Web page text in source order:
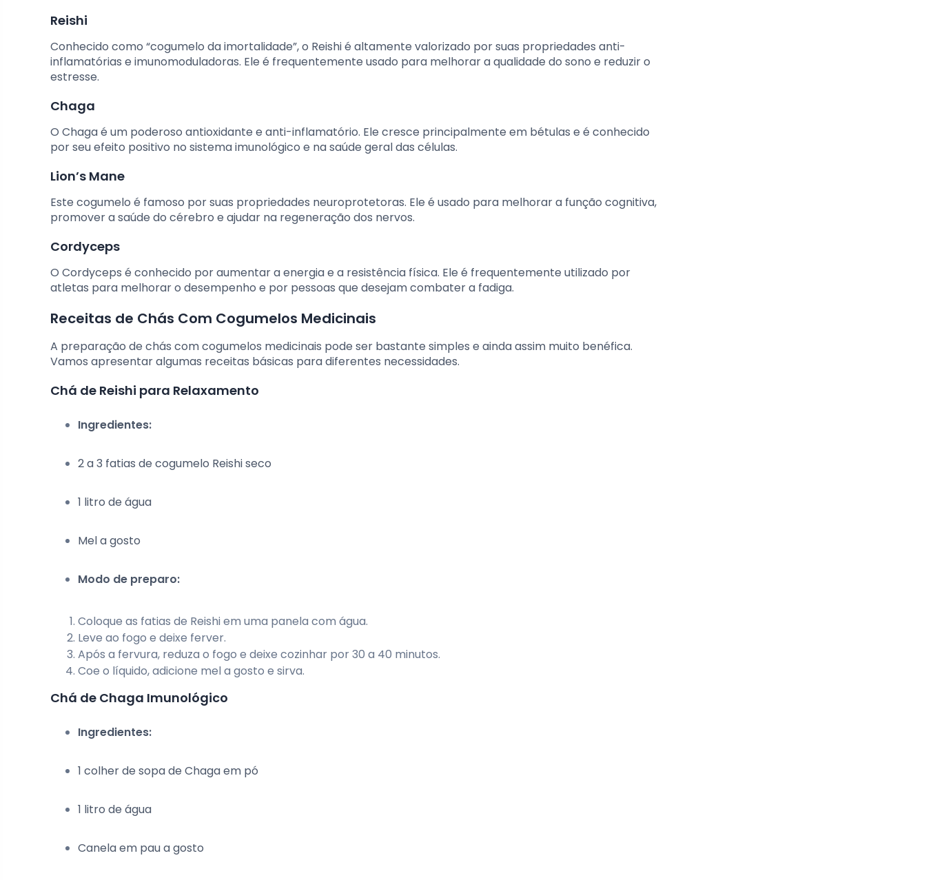
Reishi
Conhecido como “cogumelo da imortalidade”, o Reishi é altamente valorizado por suas propriedades anti-
inflamatórias e imunomoduladoras. Ele é frequentemente usado para melhorar a qualidade do sono e reduzir o
estresse.
Chaga
O Chaga é um poderoso antioxidante e anti-inflamatório. Ele cresce principalmente em bétulas e é conhecido
por seu efeito positivo no sistema imunológico e na saúde geral das células.
Lion’s Mane
Este cogumelo é famoso por suas propriedades neuroprotetoras. Ele é usado para melhorar a função cognitiva,
promover a saúde do cérebro e ajudar na regeneração dos nervos.
Cordyceps
O Cordyceps é conhecido por aumentar a energia e a resistência física. Ele é frequentemente utilizado por
atletas para melhorar o desempenho e por pessoas que desejam combater a fadiga.
Receitas de Chás Com Cogumelos Medicinais
A preparação de chás com cogumelos medicinais pode ser bastante simples e ainda assim muito benéfica.
Vamos apresentar algumas receitas básicas para diferentes necessidades.
Chá de Reishi para Relaxamento
Ingredientes:
2 a 3 fatias de cogumelo Reishi seco
1 litro de água
Mel a gosto
Modo de preparo:
Coloque as fatias de Reishi em uma panela com água.
Leve ao fogo e deixe ferver.
Após a fervura, reduza o fogo e deixe cozinhar por 30 a 40 minutos.
Coe o líquido, adicione mel a gosto e sirva.
Chá de Chaga Imunológico
Ingredientes:
1 colher de sopa de Chaga em pó
1 litro de água
Canela em pau a gosto